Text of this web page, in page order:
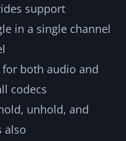
support
in a single channel
both audio and
codecs
unhold, and
also